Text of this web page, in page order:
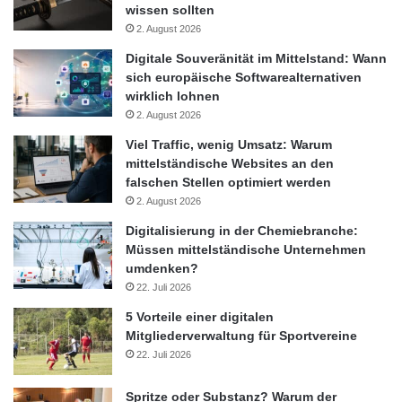
Anschlussfinanzierung Kreditnehmern finanzielle Erleichterung
bringt sowie praktische Hinweise und ausführliche Informationen
über Anschlussfinanzierungen erfahren Interessierte unter
https://www.baufi24.de/anschlussfinanzierung/.
Quelle: Baufi24 GmbH
Anschlussfinanzierung Arbeitslosigkeit
Kreditnehmer Kündigungsfrist
Möglichkeiten Todesfall
Vorfälligkeitsentschädigung Zinsbindung
wissen sollten
2. August 2026
Digitale Souveränität im Mittelstand: Wann
sich europäische Softwarealternativen
wirklich lohnen
2. August 2026
Viel Traffic, wenig Umsatz: Warum
mittelständische Websites an den
falschen Stellen optimiert werden
2. August 2026
Digitalisierung in der Chemiebranche:
Müssen mittelständische Unternehmen
umdenken?
22. Juli 2026
5 Vorteile einer digitalen
Mitgliederverwaltung für Sportvereine
22. Juli 2026
Spritze oder Substanz? Warum der